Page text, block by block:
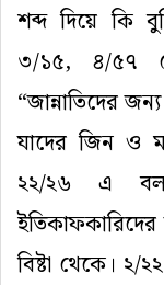
শব্দ দিয়ে কি
৩/১৫, ৪/৫৭
“জান্নাতিদের
যাদের জিন ও
২২/২৬ এ
বিষ্টা থেকে। ২/